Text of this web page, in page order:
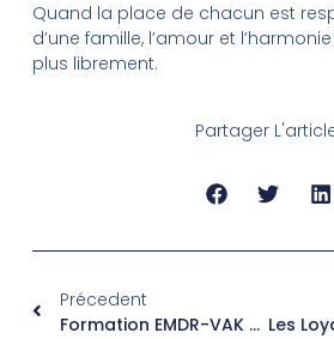
Quand la place de chacun est
d’une famille, l’amour et
plus librement.
Partager
Précedent
Formation EMDR-VAK Animée Par Moïse Bergeron